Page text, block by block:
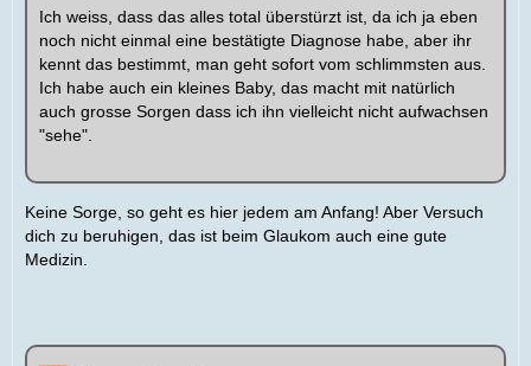
Ich weiss, dass das alles total überstürzt ist, da ich ja eben
noch nicht einmal eine bestätigte Diagnose habe, aber ihr
kennt das bestimmt, man geht sofort vom schlimmsten aus.
Ich habe auch ein kleines Baby, das macht mit natürlich
auch grosse Sorgen dass ich ihn vielleicht nicht aufwachsen
"sehe".
Keine Sorge, so geht es hier jedem am Anfang! Aber Versuch
dich zu beruhigen, das ist beim Glaukom auch eine gute
Medizin.